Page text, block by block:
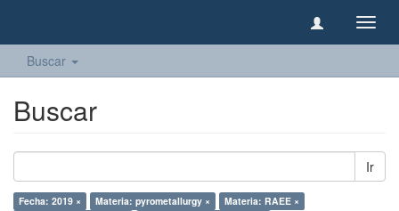
Buscar
Buscar
Ir
Fecha: 2019 × Materia: pyrometallurgy ×
Materia: RAEE ×